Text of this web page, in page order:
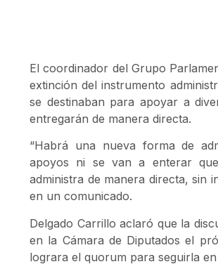
El coordinador del Grupo
extinción del instrumento
se destinaban para apoyar a
entregarán de manera directa.
“Habrá una nueva forma de
apoyos ni se van a enterar
administra de manera directa, sin
en un comunicado.
Delgado Carrillo aclaró que la
en la Cámara de Diputados el
lograra el quorum para seguirla